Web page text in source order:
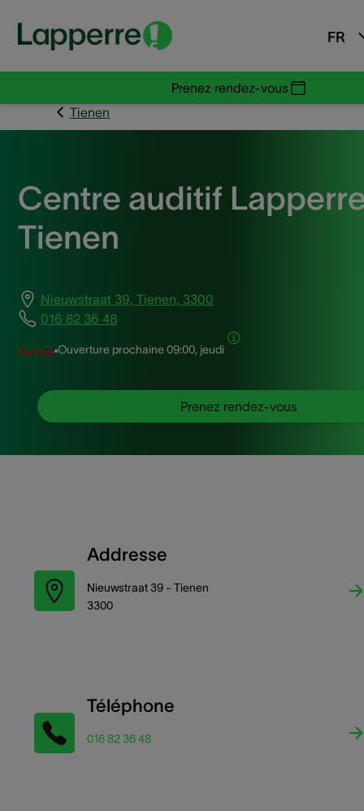
FR
Prenez rendez-vous
Tienen
Centre auditif
Tienen
Nieuwstraat 39, Tienen, 3300
016 82 36 48
Fermé Ouverture prochaine09:00, jeudi
Prenez rendez-vous
Addresse
Nieuwstraat 39 - Tienen
3300
Téléphone
016 82 36 48